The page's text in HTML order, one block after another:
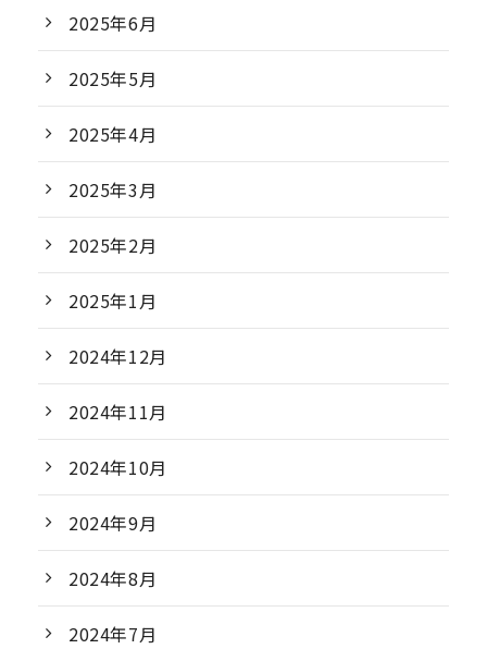
2025年6月
2025年5月
2025年4月
2025年3月
2025年2月
2025年1月
2024年12月
2024年11月
2024年10月
2024年9月
2024年8月
2024年7月